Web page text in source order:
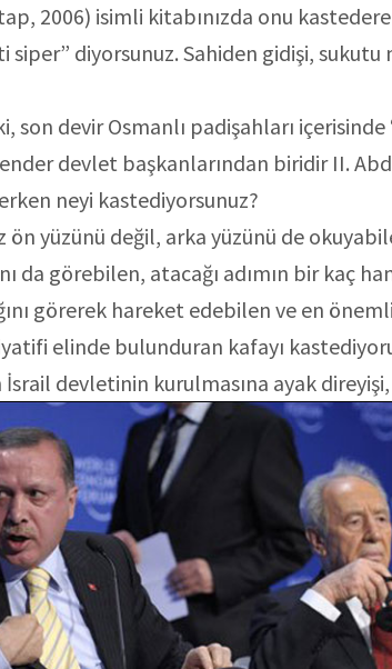
2006) isimli kitabınızda onu
diyorsunuz. Sahiden gidişi, sukutu
son devir Osmanlı padişahları
devlet başkanlarından biridir II.
neyi kastediyorsunuz?
ön yüzünü değil, arka yüzünü de
da görebilen, atacağı adımın bir kaç
görerek hareket edebilen ve en
elinde bulunduran kafayı
devletinin kurulmasına ayak direyişi,